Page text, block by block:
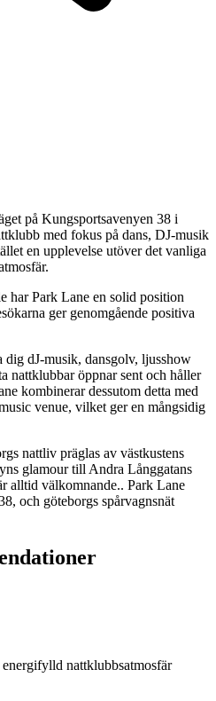
på Kungsportsavenyen 38 i
med fokus på dans, DJ-musik
en upplevelse utöver det vanliga
har Park Lane en solid position
ger genomgående positiva
dJ-musik, dansgolv, ljusshow
nattklubbar öppnar sent och håller
kombinerar dessutom detta med
venue, vilket ger en mångsidig
nattliv präglas av västkustens
glamour till Andra Långgatans
alltid välkomnande.. Park Lane
och göteborgs spårvagnsnät
nattklubbsatmosfär